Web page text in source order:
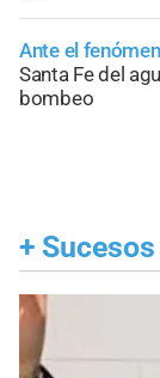
Ante el
Santa Fe del
bombeo
+ Sucesos